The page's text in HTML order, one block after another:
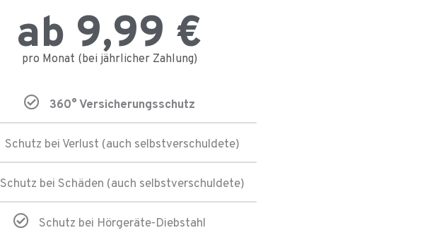
ab 9,99 €
pro Monat (bei jährlicher Zahlung)
360° Versicherungsschutz
Schutz bei Verlust (auch selbstverschuldete)
Schutz bei Schäden (auch selbstverschuldete)
Schutz bei Hörgeräte-Diebstahl